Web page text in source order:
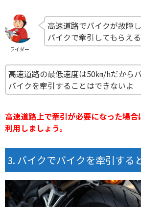
ライダー
高速道路でバイクが故障
バイクで牽引してもらえ
高速道路の最低速度は50㎞/hだから
バイクを牽引することはできないよ
高速道路上で牽引が必要になった場
利用しましょう。
バイクでバイクを牽引する